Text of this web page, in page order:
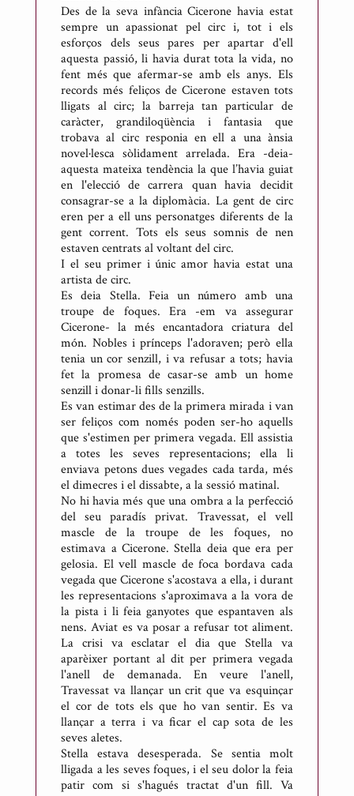
Des de la seva infància Cicerone havia estat
sempre un apassionat pel circ i, tot i els
esforços dels seus pares per apartar d'ell
aquesta passió, li havia durat tota la vida, no
fent més que afermar-se amb els anys. Els
records més feliços de Cicerone estaven tots
lligats al circ; la barreja tan particular de
caràcter, grandiloqüència i fantasia que
trobava al circ responia en ell a una ànsia
novel·lesca sòlidament arrelada. Era -deia-
aquesta mateixa tendència la que l’havia guiat
en l'elecció de carrera quan havia decidit
consagrar-se a la diplomàcia. La gent de circ
eren per a ell uns personatges diferents de la
gent corrent. Tots els seus somnis de nen
estaven centrats al voltant del circ.
I el seu primer i únic amor havia estat una
artista de circ.
Es deia Stella. Feia un número amb una
troupe de foques. Era -em va assegurar
Cicerone- la més encantadora criatura del
món. Nobles i prínceps l'adoraven; però ella
tenia un cor senzill, i va refusar a tots; havia
fet la promesa de casar-se amb un home
senzill i donar-li fills senzills.
Es van estimar des de la primera mirada i van
ser feliços com només poden ser-ho aquells
que s'estimen per primera vegada. Ell assistia
a totes les seves representacions; ella li
enviava petons dues vegades cada tarda, més
el dimecres i el dissabte, a la sessió matinal.
No hi havia més que una ombra a la perfecció
del seu paradís privat. Travessat, el vell
mascle de la troupe de les foques, no
estimava a Cicerone. Stella deia que era per
gelosia. El vell mascle de foca bordava cada
vegada que Cicerone s'acostava a ella, i durant
les representacions s'aproximava a la vora de
la pista i li feia ganyotes que espantaven als
nens. Aviat es va posar a refusar tot aliment.
La crisi va esclatar el dia que Stella va
aparèixer portant al dit per primera vegada
l'anell de demanada. En veure l'anell,
Travessat va llançar un crit que va esquinçar
el cor de tots els que ho van sentir. Es va
llançar a terra i va ficar el cap sota de les
seves aletes.
Stella estava desesperada. Se sentia molt
lligada a les seves foques, i el seu dolor la feia
patir com si s'hagués tractat d'un fill. Va